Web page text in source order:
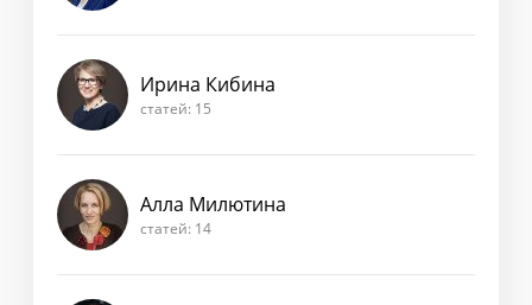
Ирина Кибина
статей: 15
Алла Милютина
статей: 14